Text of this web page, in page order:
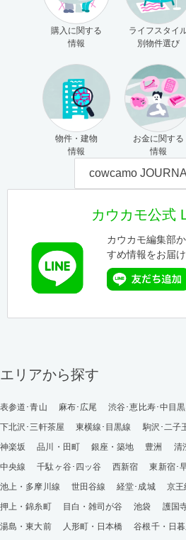
購入に関する
情報
ライフスタイ
別物件選び
物件・建物
情報
お金に関する
情報
cowcamo
カウカモ公式
カウカモ編集部
すめ情報をお届け
エリアから探す
表参道･青山 麻布･広尾 渋谷･恵比寿･中目黒
下北沢･三軒茶屋
東横線･目黒線 駒沢･二子
神楽坂
品川・田町 銀座・築地 豊洲 清
中央線
千駄ヶ谷･四ッ谷 西新宿 東新宿･
池上・多摩川線
世田谷線 経堂･成城 京王
押上・錦糸町
目白・雑司が谷 池袋 護国
湯島・東大前
人形町・日本橋 谷根千・日